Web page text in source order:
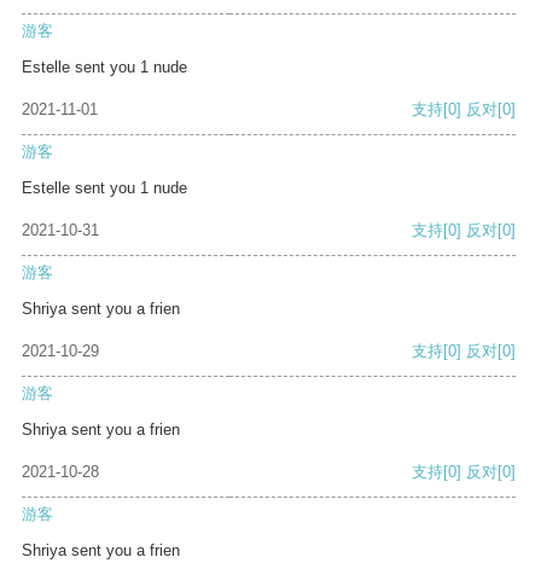
游客
Estelle sent you 1 nude
2021-11-01 支持[0] 反对[0]
游客
Estelle sent you 1 nude
2021-10-31 支持[0] 反对[0]
游客
Shriya sent you a frien
2021-10-29 支持[0] 反对[0]
游客
Shriya sent you a frien
2021-10-28 支持[0] 反对[0]
游客
Shriya sent you a frien